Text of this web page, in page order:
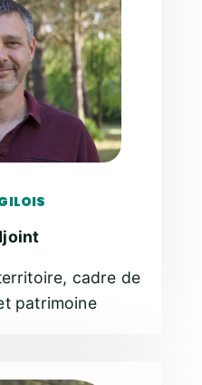
cadre de
patrimoine